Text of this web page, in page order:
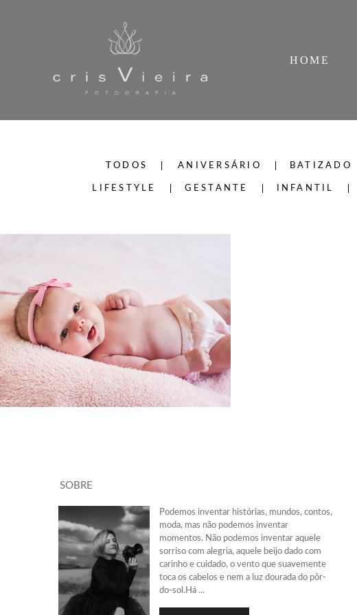
HOME
TODOS ANIVERSÁRIO BATIZADO
LIFESTYLE GESTANTE INFANTIL
453 0
SOBRE
Podemos inventar histórias, mundos, contos,
moda, mas não podemos inventar
momentos. Não podemos inventar aquele
sorriso com alegria, aquele beijo dado com
carinho e cuidado, o vento que suavemente
toca os cabelos e nem a luz dourada do pôr-
do-sol.Há ...